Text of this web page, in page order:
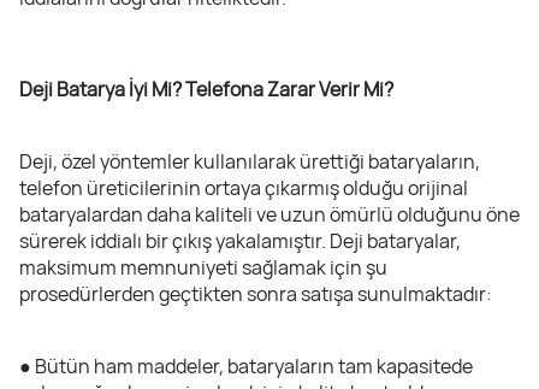
Deji Batarya İyi Mi? Telefona Zarar Verir Mi?
Deji, özel yöntemler kullanılarak ürettiği bataryaların,
telefon üreticilerinin ortaya çıkarmış olduğu orijinal
bataryalardan daha kaliteli ve uzun ömürlü olduğunu öne
sürerek iddialı bir çıkış yakalamıştır. Deji bataryalar,
maksimum memnuniyeti sağlamak için şu
prosedürlerden geçtikten sonra satışa sunulmaktadır:
● Bütün ham maddeler, bataryaların tam kapasitede